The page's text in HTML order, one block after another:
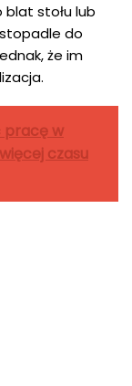
blat stołu lub
do
że im
pracę w
czasu